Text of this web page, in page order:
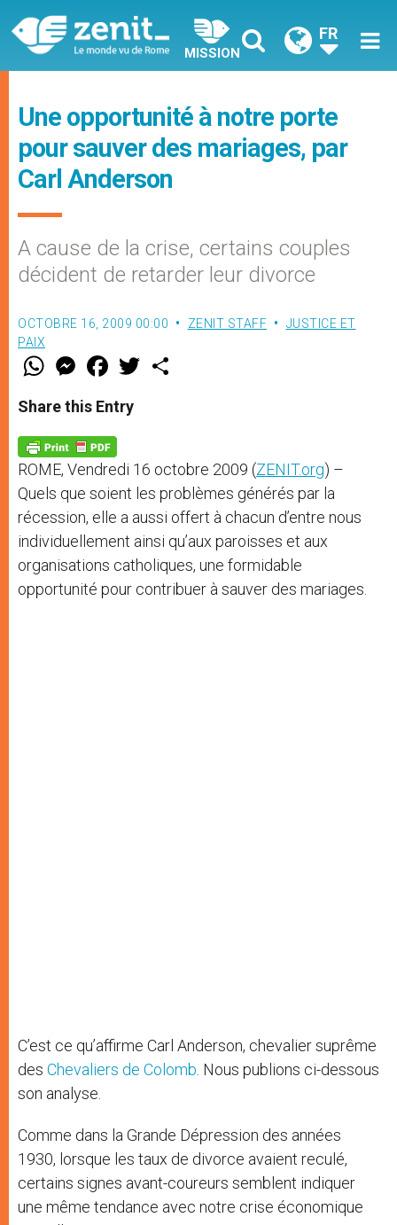
MISSION
FR
Une opportunité à notre porte
pour sauver des mariages, par
Carl Anderson
A cause de la crise, certains couples
décident de retarder leur divorce
OCTOBRE 16, 2009 00:00 ZENIT STAFF
JUSTICE ET
PAIX
W
t
s
p
p
M
e
s
e
g
e
r
F
a
e
b
o
k
w
Share this Entry
ROME, Vendredi 16 octobre 2009 (ZENIT.org) –
Quels que soient les problèmes générés par la
récession, elle a aussi offert à chacun d’entre nous
individuellement ainsi qu’aux paroisses et aux
organisations catholiques, une formidable
opportunité pour contribuer à sauver des mariages.
C’est ce qu’affirme Carl Anderson, chevalier suprême
des Chevaliers de Colomb . Nous publions ci-dessous
son analyse.
Comme dans la Grande Dépression des années
1930, lorsque les taux de divorce avaient reculé,
certains signes avant-coureurs semblent indiquer
une même tendance avec notre crise économique